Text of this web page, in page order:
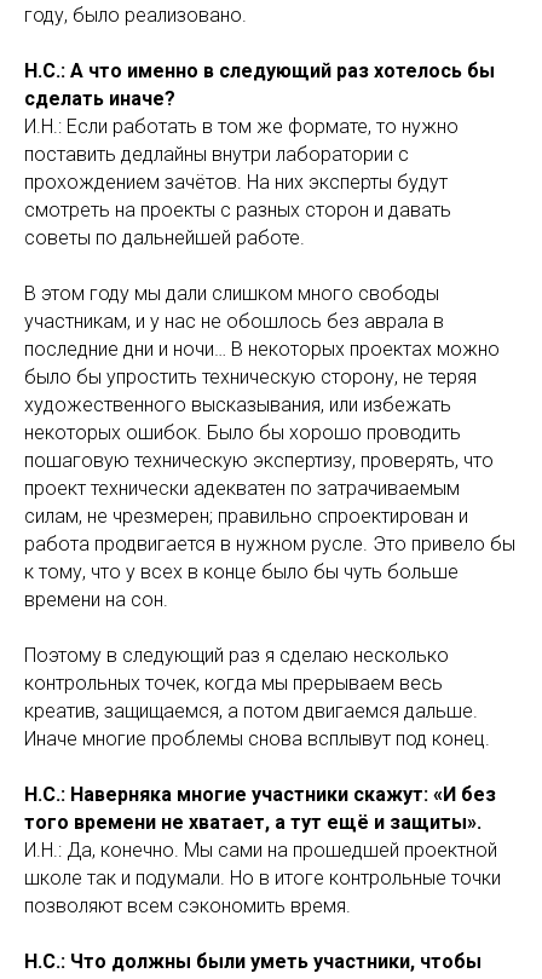
году, было реализовано.
Н.С.: А что именно в следующий раз хотелось бы
сделать иначе?
И.Н.: Если работать в том же формате, то нужно
поставить дедлайны внутри лаборатории с
прохождением зачётов. На них эксперты будут
смотреть на проекты с разных сторон и давать
советы по дальнейшей работе.
В этом году мы дали слишком много свободы
участникам, и у нас не обошлось без аврала в
последние дни и ночи… В некоторых проектах можно
было бы упростить техническую сторону, не теряя
художественного высказывания, или избежать
некоторых ошибок. Было бы хорошо проводить
пошаговую техническую экспертизу, проверять, что
проект технически адекватен по затрачиваемым
силам, не чрезмерен; правильно спроектирован и
работа продвигается в нужном русле. Это привело бы
к тому, что у всех в конце было бы чуть больше
времени на сон.
Поэтому в следующий раз я сделаю несколько
контрольных точек, когда мы прерываем весь
креатив, защищаемся, а потом двигаемся дальше.
Иначе многие проблемы снова всплывут под конец.
Н.С.: Наверняка многие участники скажут: «И без
того времени не хватает, а тут ещё и защиты».
И.Н.: Да, конечно. Мы сами на прошедшей проектной
школе так и подумали. Но в итоге контрольные точки
позволяют всем сэкономить время.
Н.С.: Что должны были уметь участники, чтобы